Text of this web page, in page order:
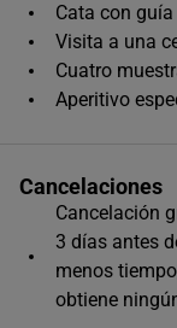
31
Horas
Único horario
Cata con
Visita a una
Cuatro
Aperitivo
Cancelaciones
Cancelación
3 días antes
menos
obtiene